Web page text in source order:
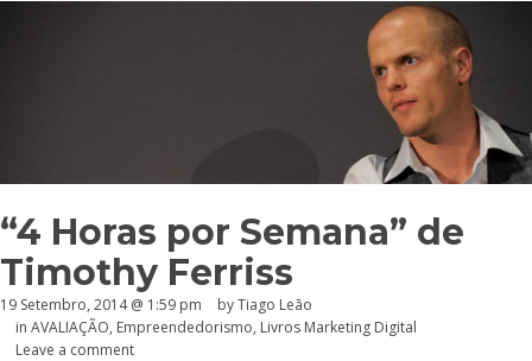
“4 Horas por Semana” de
Timothy Ferriss
19 Setembro, 2014 @ 1:59 pm
by Tiago Leão
in AVALIAÇÃO, Empreendedorismo, Livros Marketing Digital
Leave a comment